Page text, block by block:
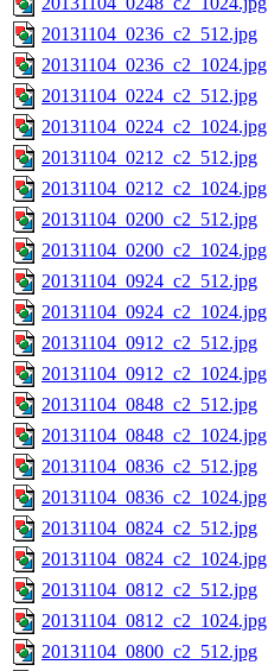
20131104_0236_c2_512.jpg
20131104_0236_c2_1024.jpg
20131104_0224_c2_512.jpg
20131104_0224_c2_1024.jpg
20131104_0212_c2_512.jpg
20131104_0212_c2_1024.jpg
20131104_0200_c2_512.jpg
20131104_0200_c2_1024.jpg
20131104_0924_c2_512.jpg
20131104_0924_c2_1024.jpg
20131104_0912_c2_512.jpg
20131104_0912_c2_1024.jpg
20131104_0848_c2_512.jpg
20131104_0848_c2_1024.jpg
20131104_0836_c2_512.jpg
20131104_0836_c2_1024.jpg
20131104_0824_c2_512.jpg
20131104_0824_c2_1024.jpg
20131104_0812_c2_512.jpg
20131104_0812_c2_1024.jpg
20131104_0800_c2_512.jpg